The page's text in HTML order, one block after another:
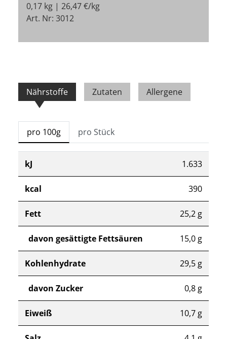
0,17 kg | 26,47 €/kg
Art. Nr: 3012
Nährstoffe Zutaten Allergene
pro 100g pro Stück
kJ 1.633
kcal 390
Fett 25,2 g
davon gesättigte Fettsäuren 15,0 g
Kohlenhydrate 29,5 g
davon Zucker 0,8 g
Eiweiß 10,7 g